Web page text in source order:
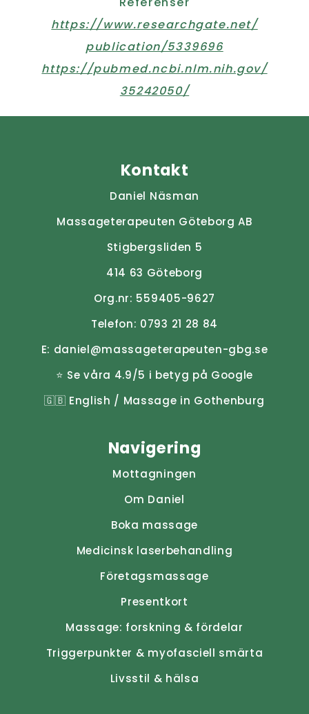
https://www.researchgate.net/
publication/5339696
https://pubmed.ncbi.nlm.nih.gov/
35242050/
Kontakt
Daniel Näsman
Massageterapeuten Göteborg AB
Stigbergsliden 5
414 63 Göteborg
Org.nr: 559405-9627
Telefon: 0793 21 28 84
E: daniel@massageterapeuten-gbg.se
⭐ Se våra 4.9/5 i betyg på Google
🇬🇧 English / Massage in Gothenburg
Navigering
Mottagningen
Om Daniel
Boka massage
Medicinsk laserbehandling
Företagsmassage
Presentkort
Massage: forskning & fördelar
Triggerpunkter & myofasciell smärta
Livsstil & hälsa